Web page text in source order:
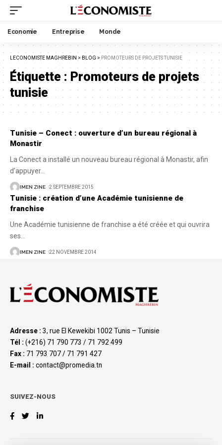
Economie Entreprise Monde
LECONOMISTE MAGHREBIN > BLOG > PROMOTEURS DE PROJETS TUNISIE
Étiquette :Promoteurs de projets
tunisie
Tunisie – Conect : ouverture d’un bureau régional à
Monastir
La Conect a installé un nouveau bureau régional à Monastir, afin
d’appuyer…
IMEN ZINE 2 SEPTEMBRE 2015
Tunisie : création d’une Académie tunisienne de
franchise
Une Académie tunisienne de franchise a été créée et qui ouvrira
ses
IMEN ZINE 22 NOVEMBRE 2014
Adresse : 3, rue El Kewekibi 1002 Tunis – Tunisie
Tél : (+216) 71 790 773 / 71 792 499
Fax : 71 793 707 / 71 791 427
E-mail : contact@promedia.tn
SUIVEZ-NOUS